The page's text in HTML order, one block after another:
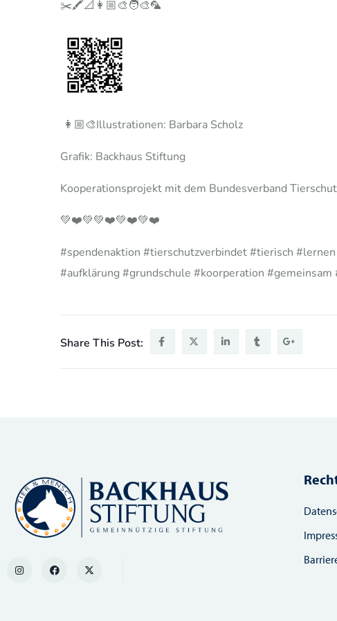
✂️🖍️📐👩🏼‍🎨🧑‍🎨🦜
👩🏼‍🎨Illustrationen: Barbara Scholz
Grafik: Backhaus Stiftung
Kooperationsprojekt mit dem Bundesverband
💚❤️💚💚❤️💚❤️💚❤️
#spendenaktion #tierschutzverbindet #tierisch
#aufklärung #grundschule #koorperation
Share This Post: